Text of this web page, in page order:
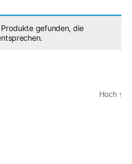
gefunden, die
Hoch ↑